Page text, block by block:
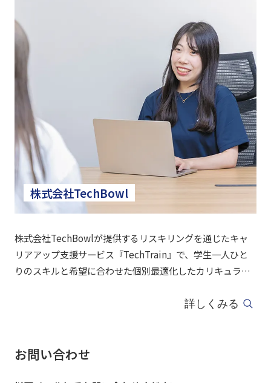
株式会社TechBowl
株式会社TechBowlが提供するリスキリングを通じたキャ
リアアップ支援サービス『TechTrain』で、学生一人ひと
りのスキルと希望に合わせた個別最適化したカリキュラム
詳しくみる
お問い合わせ